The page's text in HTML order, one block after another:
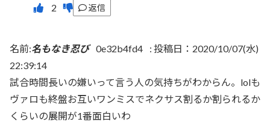
返信
名前:名もなき忍び 0e32b4fd4 : 投稿日：2020/10/07(水)
22:39:14
試合時間長いの嫌いって言う人の気持ちがわからん。lolも
ヴァロも終盤お互いワンミスでネクサス割るか割られるか
くらいの展開が1番面白いわ